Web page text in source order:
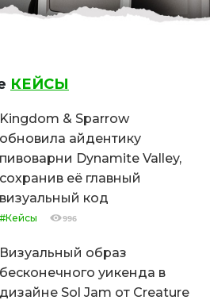
КЕЙСЫ
Kingdom & Sparrow
обновила айдентику
пивоварни Dynamite Valley,
сохранив её главный
визуальный код
#Кейсы 996
Визуальный образ
бесконечного уикенда в
дизайне Sol Jam от Creature